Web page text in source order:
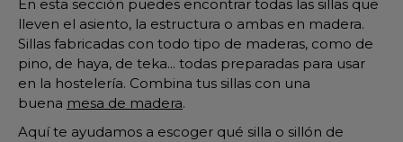
En esta sección puedes encontrar todas las sillas que
lleven el asiento, la estructura o ambas en madera.
Sillas fabricadas con todo tipo de maderas, como de
pino, de haya, de teka... todas preparadas para usar
en la hostelería. Combina tus sillas con una
buena mesa de madera.
Aquí te ayudamos a escoger qué silla o sillón de